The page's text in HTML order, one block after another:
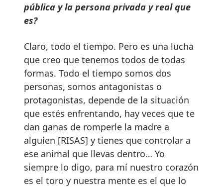
pública y la persona privada y real que
es?
Claro, todo el tiempo. Pero es una lucha
que creo que tenemos todos de todas
formas. Todo el tiempo somos dos
personas, somos antagonistas o
protagonistas, depende de la situación
que estés enfrentando, hay veces que te
dan ganas de romperle la madre a
alguien [RISAS] y tienes que controlar a
ese animal que llevas dentro… Yo
siempre lo digo, para mí nuestro corazón
es el toro y nuestra mente es el que lo